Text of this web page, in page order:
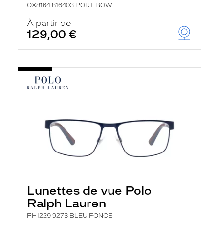
OX8164 816403 PORT BOW
À partir de
129,00 €
Lunettes de vue Polo
Ralph Lauren
PH1229 9273 BLEU FONCE